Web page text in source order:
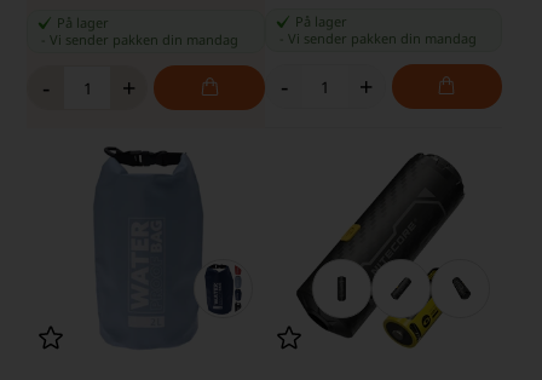
På lager
-Vi sender pakken din mandag
- +
På lager
Vi sender pakken din mandag
- +